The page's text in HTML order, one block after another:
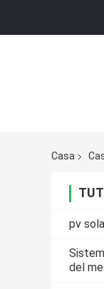
Casa
pv
del